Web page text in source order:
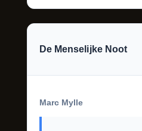
De Menselijke Noot
Marc Mylle